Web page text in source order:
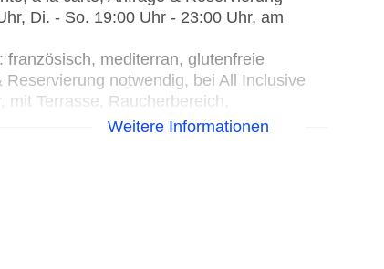
Di. - So. 19:00 Uhr - 23:00 Uhr, am
französisch, mediterran, glutenfreie
notwendig, bei All Inclusive
Terrasse, Raucherbereich,
Weitere Informationen